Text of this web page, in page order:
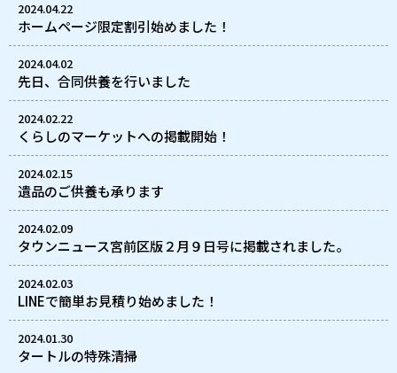
2024.04.22
ホームページ限定割引始めました！
2024.04.02
先日、合同供養を行いました
2024.02.22
くらしのマーケットへの掲載開始！
2024.02.15
遺品のご供養も承ります
2024.02.09
タウンニュース宮前区版２月９日号に掲載されました。
2024.02.03
LINEで簡単お見積り始めました！
2024.01.30
タートルの特殊清掃